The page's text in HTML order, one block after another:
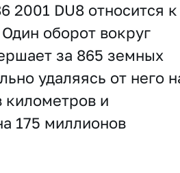
2001 DU8 относится к
оборот вокруг
за 865 земных
удаляясь от него
километров и
175 миллионов